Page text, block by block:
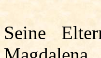
Seine